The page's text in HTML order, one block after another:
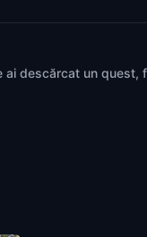
ai descărcat un quest,